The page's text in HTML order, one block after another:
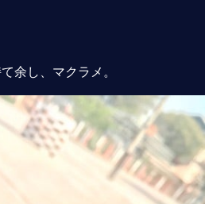
余し、マクラメ。